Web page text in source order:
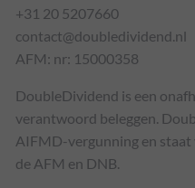
+31 20 5207660
contact@doubledividend.nl
AFM: nr: 15000358
DoubleDividend is een
verantwoord beleggen.
AIFMD-vergunning en
de AFM en DNB.